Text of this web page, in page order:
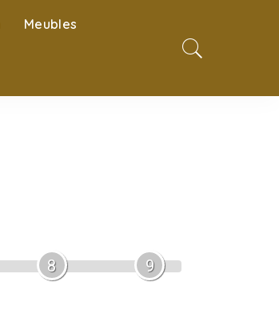
Meubles
8 9